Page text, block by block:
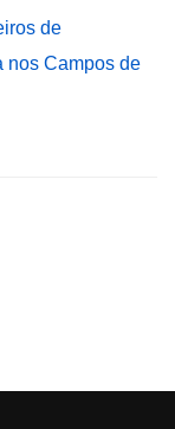
de
nos Campos de